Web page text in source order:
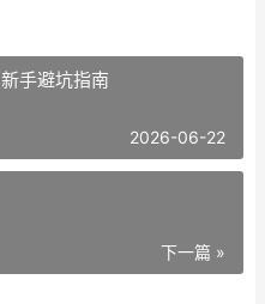
手避坑指南
2026-06-22
下一篇 »